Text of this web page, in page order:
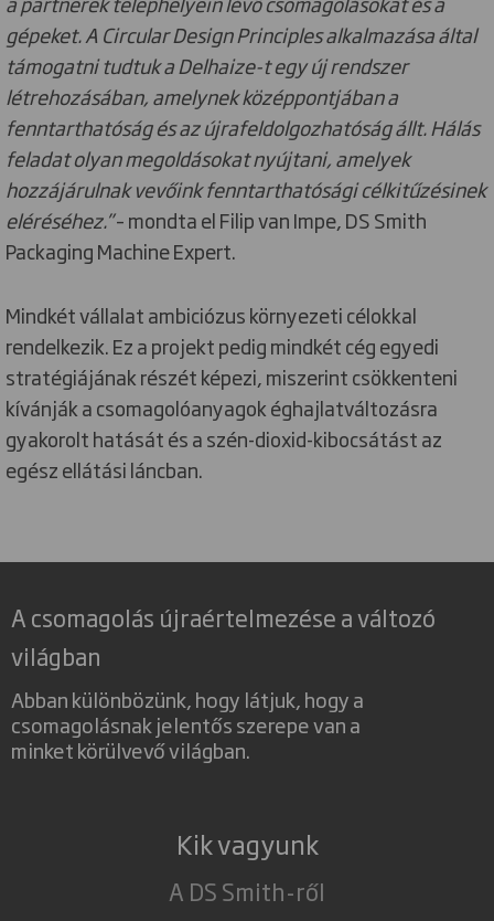
gépeket. A Circular Design Principles alkalmazása által
támogatni tudtuk a Delhaize-t egy új rendszer
létrehozásában, amelynek középpontjában a
fenntarthatóság és az újrafeldolgozhatóság állt. Hálás
feladat olyan megoldásokat nyújtani, amelyek
hozzájárulnak vevőink fenntarthatósági célkitűzésinek
eléréséhez.”– mondta el Filip van Impe, DS Smith
Packaging Machine Expert.
Mindkét vállalat ambiciózus környezeti célokkal
rendelkezik. Ez a projekt pedig mindkét cég egyedi
stratégiájának részét képezi, miszerint csökkenteni
kívánják a csomagolóanyagok éghajlatváltozásra
gyakorolt hatását és a szén-dioxid-kibocsátást az
egész ellátási láncban.
A csomagolás újraértelmezése a változó
világban
Abban különbözünk, hogy látjuk, hogy a
csomagolásnak jelentős szerepe van a
minket körülvevő világban.
Kik vagyunk
A DS Smith-ről